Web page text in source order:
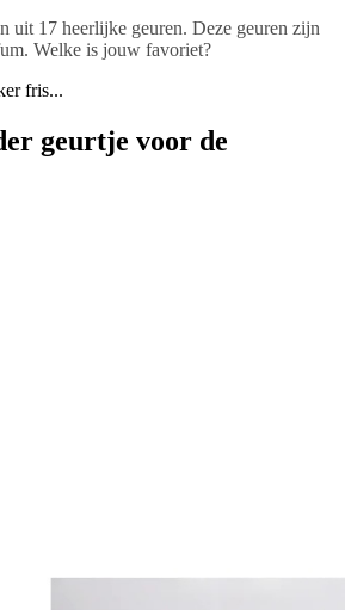
uit 17 heerlijke geuren. Deze geuren zijn
Welke is jouw favoriet?
fris...
geurtje voor de